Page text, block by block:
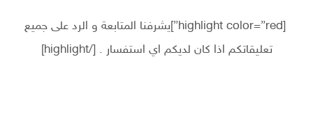
[highlight color=”red”]يشرفنا المتابعة و الرد على جميع
تعليقاتكم اذا كان لديكم اي استفسار . [/highlight]